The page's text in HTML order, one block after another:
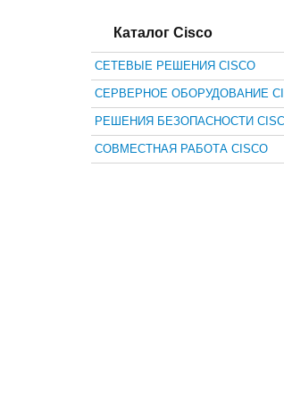
Каталог Cisco
СЕТЕВЫЕ РЕШЕНИЯ CISCO
СЕРВЕРНОЕ ОБОРУДОВАНИЕ
РЕШЕНИЯ БЕЗОПАСНОСТИ
СОВМЕСТНАЯ РАБОТА CISCO